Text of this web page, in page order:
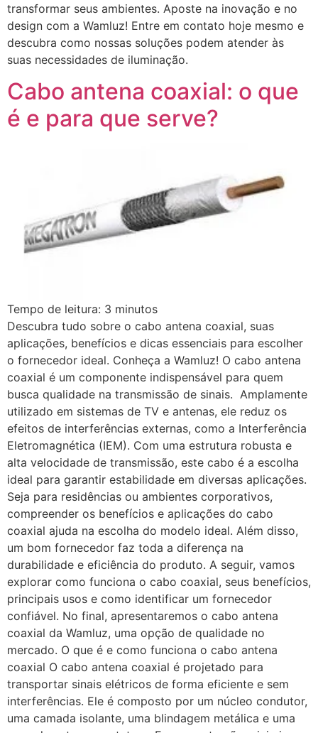
transformar seus ambientes. Aposte na inovação e no
design com a Wamluz! Entre em contato hoje mesmo e
descubra como nossas soluções podem atender às
suas necessidades de iluminação.
Cabo antena coaxial: o que
é e para que serve?
Tempo de leitura: 3 minutos
Descubra tudo sobre o cabo antena coaxial, suas
aplicações, benefícios e dicas essenciais para escolher
o fornecedor ideal. Conheça a Wamluz! O cabo antena
coaxial é um componente indispensável para quem
busca qualidade na transmissão de sinais. Amplamente
utilizado em sistemas de TV e antenas, ele reduz os
efeitos de interferências externas, como a Interferência
Eletromagnética (IEM). Com uma estrutura robusta e
alta velocidade de transmissão, este cabo é a escolha
ideal para garantir estabilidade em diversas aplicações.
Seja para residências ou ambientes corporativos,
compreender os benefícios e aplicações do cabo
coaxial ajuda na escolha do modelo ideal. Além disso,
um bom fornecedor faz toda a diferença na
durabilidade e eficiência do produto. A seguir, vamos
explorar como funciona o cabo coaxial, seus benefícios,
principais usos e como identificar um fornecedor
confiável. No final, apresentaremos o cabo antena
coaxial da Wamluz, uma opção de qualidade no
mercado. O que é e como funciona o cabo antena
coaxial O cabo antena coaxial é projetado para
transportar sinais elétricos de forma eficiente e sem
interferências. Ele é composto por um núcleo condutor,
uma camada isolante, uma blindagem metálica e uma